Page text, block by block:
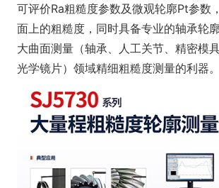
可评价Ra粗糙度参数及微观轮廓Pt参数
面上的粗糙度，同时具备专业的轴承轮
大曲面测量（轴承、人工关节、精密模
光学镜片）领域精细粗糙度测量的利器。